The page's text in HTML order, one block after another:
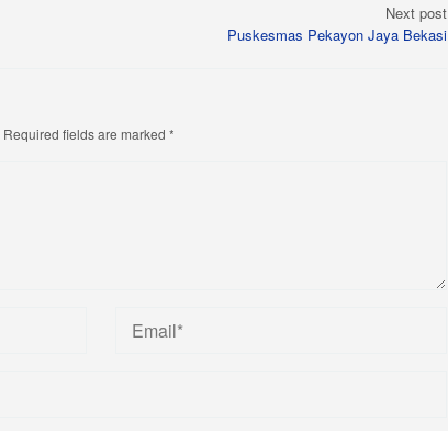
Next post
Puskesmas Pekayon Jaya Bekasi
Required fields are marked *